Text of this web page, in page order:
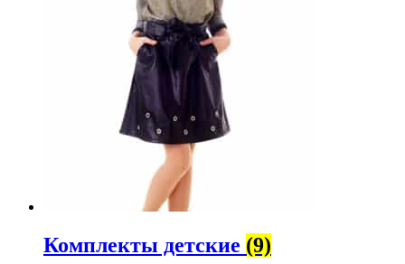
Комплекты детские (9)